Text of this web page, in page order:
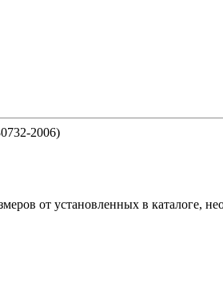
2006)
от установленных в каталоге,